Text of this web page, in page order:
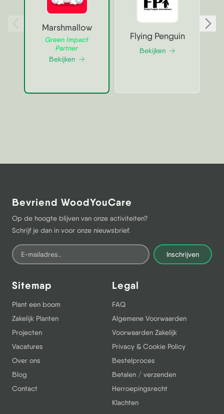
Marshmallow
Green Impact
Partner
Bekijken
Flying Penguin
Bekijken
Bevriend WoodYouCare
Op de hoogte blijven van onze activiteiten?
Schrijf je dan in voor onze nieuwsbrief.
Inschrijven
Sitemap
Plant een boom
Zakelijk Planten
Projecten
Vacatures
Over ons
Blog
Contact
Legal
FAQ
Algemene Voorwaarden
Voorwaarden Zakelijk
Privacy & Cookie Policy
Bestelproces
Betalen / verzenden
Herroepingsrecht
Klachten